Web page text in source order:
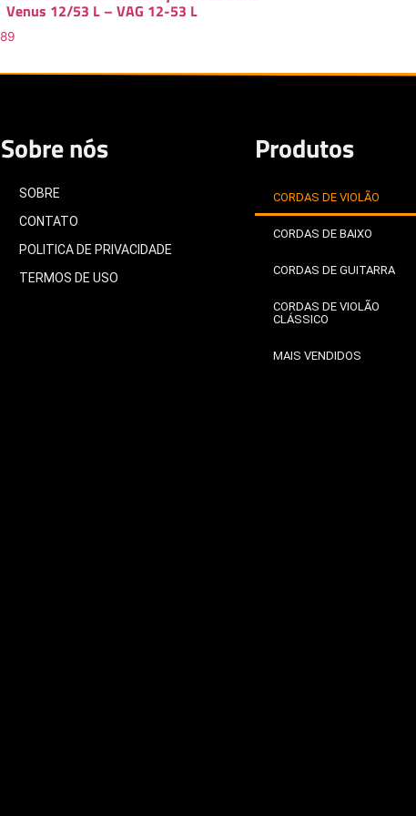
Venus 12/53 L – VAG 12-53 L
Sobre nós
SOBRE
CONTATO
POLITICA DE PRIVACIDADE
TERMOS DE USO
Produtos
CORDAS DE VIOLÃO
CORDAS DE BAIXO
CORDAS DE GUITARRA
CORDAS DE VIOLÃO
CLÁSSICO
MAIS VENDIDOS